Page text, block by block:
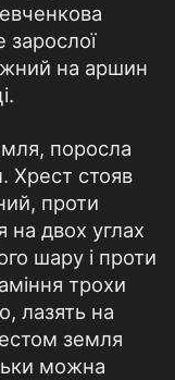
зарослої
на аршин
поросла
Хрест стояв
проти
на двох углах
шару і проти
трохи
лазять на
земля
можна